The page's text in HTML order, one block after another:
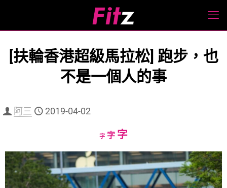
[扶輪香港超級馬拉松] 跑步，也
不是一個人的事
阿三 2019-04-02
字Decrease
size.
字Reset
size.
字Increase
size.